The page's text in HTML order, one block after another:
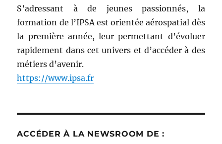
S’adressant à de jeunes passionnés, la
formation de l’IPSA est orientée aérospatial dès
la première année, leur permettant d’évoluer
rapidement dans cet univers et d’accéder à des
métiers d’avenir.
https://www.ipsa.fr
ACCÉDER À LA NEWSROOM DE :